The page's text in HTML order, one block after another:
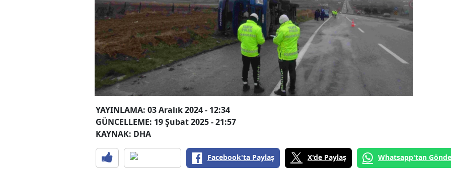
YAYINLAMA: 03 Aralık 2024 - 12:34
GÜNCELLEME: 19 Şubat 2025 - 21:57
KAYNAK: DHA
Facebook'ta Paylaş X'de Paylaş Whatsapp'tan